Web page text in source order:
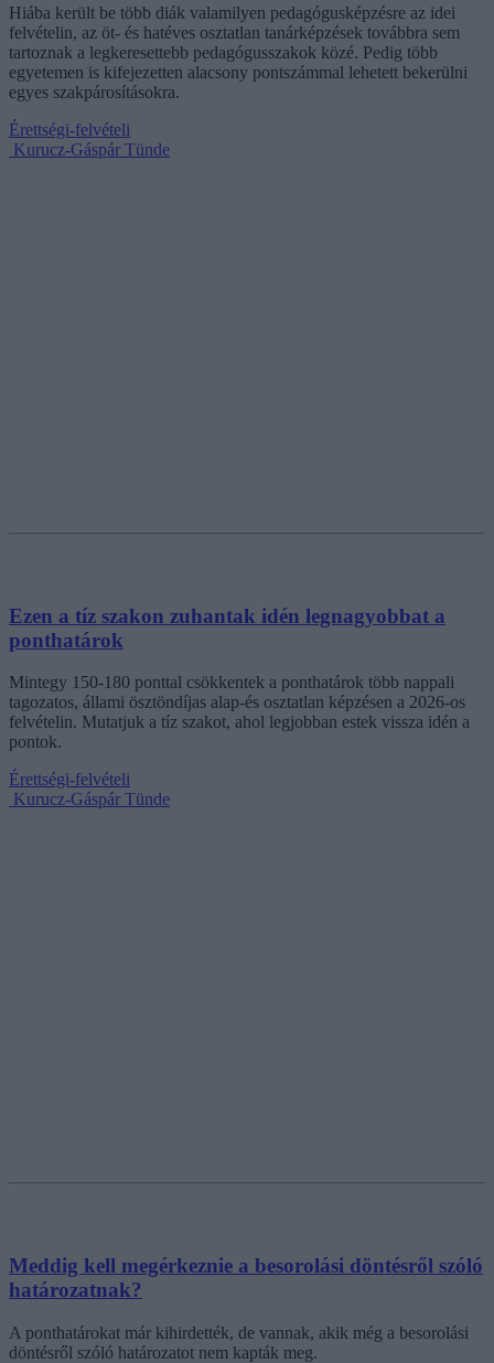
Hiába került be több diák valamilyen pedagógusképzésre az idei
felvételin, az öt- és hatéves osztatlan tanárképzések továbbra sem
tartoznak a legkeresettebb pedagógusszakok közé. Pedig több
egyetemen is kifejezetten alacsony pontszámmal lehetett bekerülni
egyes szakpárosításokra.
Érettségi-felvételi
Kurucz-Gáspár Tünde
Ezen a tíz szakon zuhantak idén legnagyobbat a
ponthatárok
Mintegy 150-180 ponttal csökkentek a ponthatárok több nappali
tagozatos, állami ösztöndíjas alap-és osztatlan képzésen a 2026-os
felvételin. Mutatjuk a tíz szakot, ahol legjobban estek vissza idén a
pontok.
Érettségi-felvételi
Kurucz-Gáspár Tünde
Meddig kell megérkeznie a besorolási döntésről szóló
határozatnak?
A ponthatárokat már kihirdették, de vannak, akik még a besorolási
döntésről szóló határozatot nem kapták meg.